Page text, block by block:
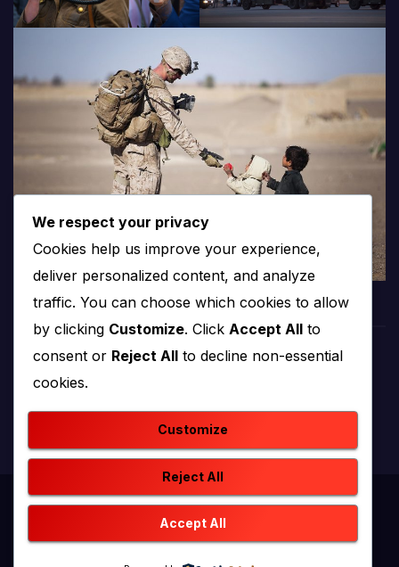
produkcija i emitiranje tv programa
Proudly powered by WordPress|Theme: newstack by
Themeansar
We respect your privacy
Cookies help us improve your experience,
deliver personalized content, and analyze
traffic. You can choose which cookies to allow
by clicking Customize. Click Accept All to
consent or Reject All to decline non-essential
cookies.
Customize
Reject All
Accept All